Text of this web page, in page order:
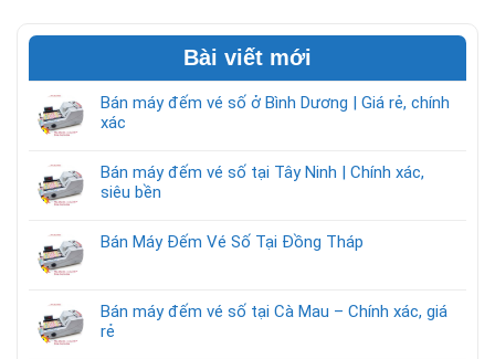
Bài viết mới
Bán máy đếm vé số ở Bình Dương | Giá rẻ, chính
xác
Bán máy đếm vé số tại Tây Ninh | Chính xác,
siêu bền
Bán Máy Đếm Vé Số Tại Đồng Tháp
Bán máy đếm vé số tại Cà Mau – Chính xác, giá
rẻ